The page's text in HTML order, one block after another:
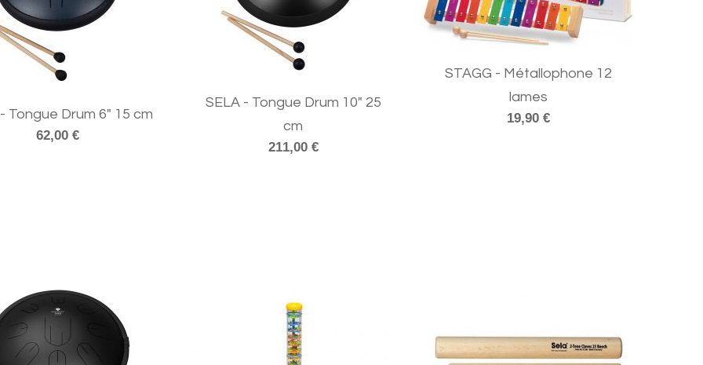
Tongue Drum 6" 15 cm
62,00 €
SELA - Tongue Drum 10" 25
cm
211,00 €
STAGG - Métallophone 12
lames
19,90 €